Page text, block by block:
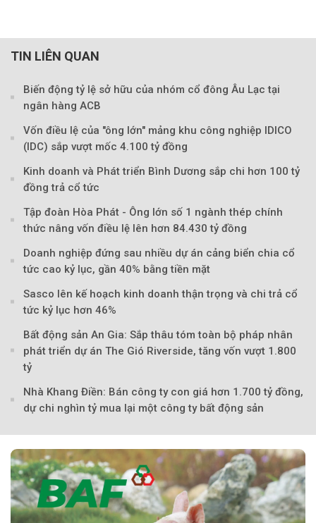
TIN LIÊN QUAN
Biến động tỷ lệ sở hữu của nhóm cổ đông Âu Lạc tại
ngân hàng ACB
Vốn điều lệ của "ông lớn" mảng khu công nghiệp IDICO
(IDC) sắp vượt mốc 4.100 tỷ đồng
Kinh doanh và Phát triển Bình Dương sắp chi hơn 100 tỷ
đồng trả cổ tức
Tập đoàn Hòa Phát - Ông lớn số 1 ngành thép chính
thức nâng vốn điều lệ lên hơn 84.430 tỷ đồng
Doanh nghiệp đứng sau nhiều dự án cảng biển chia cổ
tức cao kỷ lục, gần 40% bằng tiền mặt
Sasco lên kế hoạch kinh doanh thận trọng và chi trả cổ
tức kỷ lục hơn 46%
Bất động sản An Gia: Sắp thâu tóm toàn bộ pháp nhân
phát triển dự án The Gió Riverside, tăng vốn vượt 1.800
tỷ
Nhà Khang Điền: Bán công ty con giá hơn 1.700 tỷ đồng,
dự chi nghìn tỷ mua lại một công ty bất động sản